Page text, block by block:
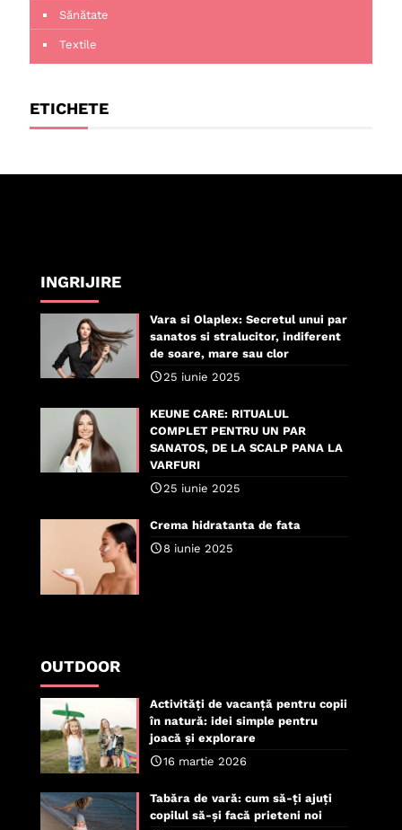
Sănătate
Textile
ETICHETE
INGRIJIRE
Vara si Olaplex: Secretul unui par
sanatos si stralucitor, indiferent
de soare, mare sau clor
25 iunie 2025
KEUNE CARE: RITUALUL
COMPLET PENTRU UN PAR
SANATOS, DE LA SCALP PANA LA
VARFURI
25 iunie 2025
Crema hidratanta de fata
8 iunie 2025
OUTDOOR
Activități de vacanță pentru copii
în natură: idei simple pentru
joacă și explorare
16 martie 2026
Tabăra de vară: cum să-ți ajuți
copilul să-și facă prieteni noi